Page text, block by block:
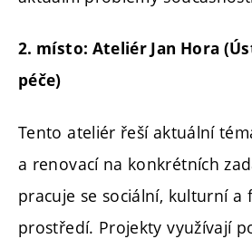
2. místo: Ateliér Jan Hora
péče)
Tento ateliér řeší aktuální
a renovací na konkrétních
pracuje se sociální, kulturní a
prostředí. Projekty využívají